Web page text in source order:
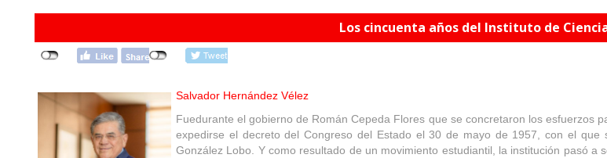
Los cincuenta años del Instituto de
Salvador Hernández Vélez
Fuedurante el gobierno de Román Cepeda Flores que se concretaron los esfuerzos
expedirse el decreto del Congreso del Estado el 30 de mayo de 1957, con el
González Lobo. Y como resultado de un movimiento estudiantil, la institución pasó